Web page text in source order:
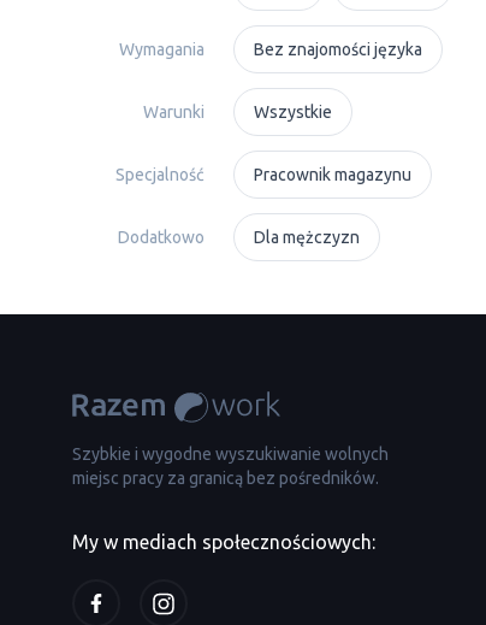
Wymagania Bez znajomości języka
Warunki Wszystkie
Specjalność Рracownik magazynu
Dodatkowo Dla mężczyzn
Szybkie i wygodne wyszukiwanie wolnych
miejsc pracy za granicą bez pośredników.
My w mediach społecznościowych: